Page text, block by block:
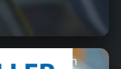
Kulmbach